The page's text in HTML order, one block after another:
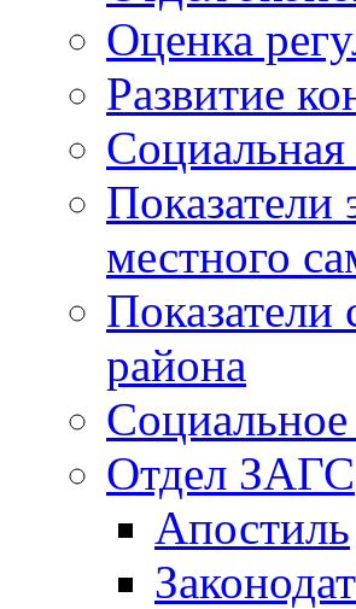
Оценка
Развитие
Социальная
Показатели
местного
Показатели
района
Отдел ЗАГС
Апостиль